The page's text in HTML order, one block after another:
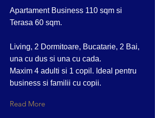
Apartament Business 110 sqm si
Terasa 60 sqm.
Living, 2 Dormitoare, Bucatarie, 2 Bai,
una cu dus si una cu cada.
Maxim 4 adulti si 1 copil. Ideal pentru
business si familii cu copii.
Read More